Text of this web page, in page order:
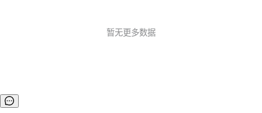
群再到微服务的项目。这样可能开始的时候单体项目是一套代
暂无更多数据